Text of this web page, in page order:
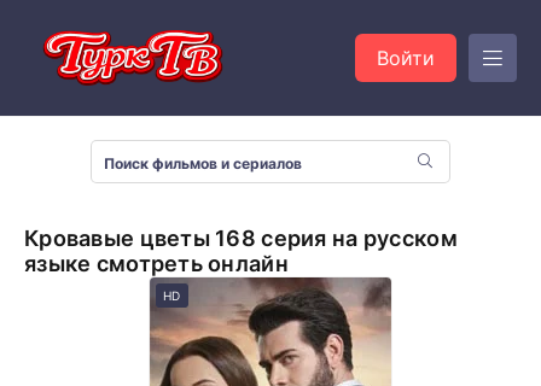
Войти
Кровавые цветы 168 серия на русском
языке смотреть онлайн
HD